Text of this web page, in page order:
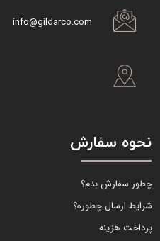
info@gildarco.com
نحوه سفارش
چطور سفارش بدم؟
شرایط ارسال چطوره؟
پرداخت هزینه